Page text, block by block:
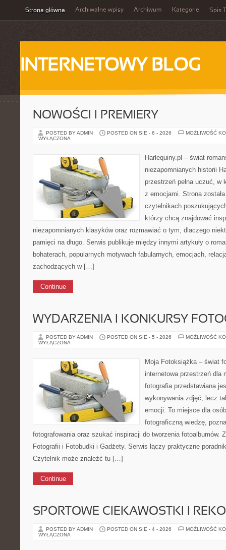
Strona główna Archiwalne wpisy Archiwum Kategorie Spis
INTERNETOWY BLOG
NOWOŚCI I PREMIERY
POSTED BY ADMIN POSTED ON SIE - 6 - 2026
MOŻLIWOŚĆ
WYŁĄCZONA
Harlequiny.pl – świat
niezapomnianych historii
przestrzeń pełna uczuć, w
z emocjami. Strona
czytelnikach
którzy chcą znajdować
niezapomnianych klasyków oraz rozmawiać o tym, dlaczego
pamięci na długo. Serwis publikuje między innymi artykuły o
bohaterach, popularnych motywach fabularnych, emocjach,
zachodzących w […]
Continue
WYDARZENIA I KONKURSY
POSTED BY ADMIN POSTED ON SIE - 5 - 2026
MOŻLIWOŚĆ
WYŁĄCZONA
Moja Fotoksiążka – świat
internetowa przestrzeń dla
fotografia przedstawiana
wykonywania zdjęć, lecz
emocji. To miejsce dla
fotograficzną wiedzę,
fotografowania oraz szukać inspiracji do tworzenia fotoalbumów.
Fotografii i Fotobudki i Gadżety. Serwis łączy praktyczne
Czytelnik może znaleźć tu […]
Continue
SPORTOWE CIEKAWOSTKI I
POSTED BY ADMIN POSTED ON SIE - 4 - 2026
MOŻLIWOŚĆ
WYŁĄCZONA